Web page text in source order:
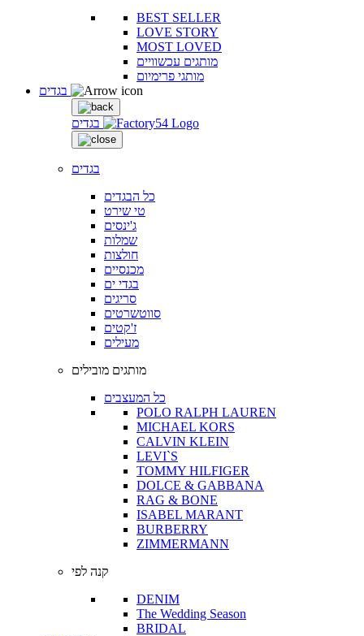
BEST SELLER
LOVE STORY
MOST LOVED
מותגים עכשוויים
מותגי פרימיום
בגדים
בגדים
כל הבגדים
טי שירט
ג'ינסים
שמלות
חולצות
מכנסיים
בגדי ים
סריגים
סווטשרטים
ז'קטים
מעילים
מותגים מובילים
כל המעצבים
POLO RALPH LAUREN
MICHAEL KORS
CALVIN KLEIN
LEVI`S
TOMMY HILFIGER
DOLCE & GABBANA
RAG & BONE
ISABEL MARANT
BURBERRY
ZIMMERMANN
קנה לפי
DENIM
The Wedding Season
BRIDAL